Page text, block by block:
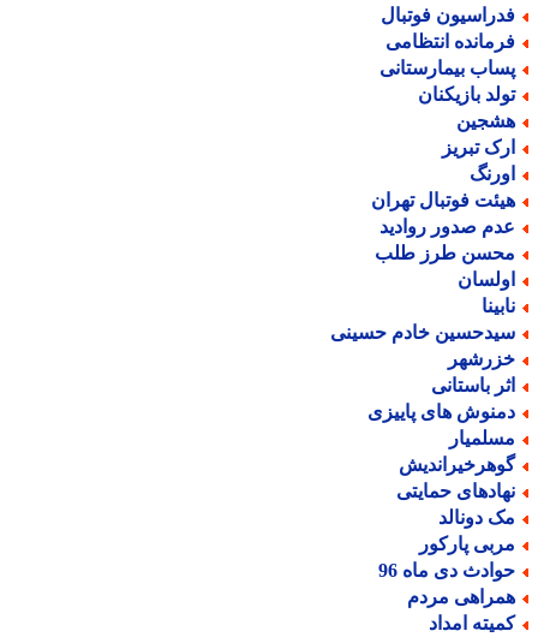
فوتبال
انتظامی
بیمارستانی
بازیکنان
تبریز
فوتبال تهران
صدور روادید
طرز طلب
خادم حسینی
باستانی
های پاییزی
حمایتی
دونالد
پارکور
دی ماه 96
مردم
امداد